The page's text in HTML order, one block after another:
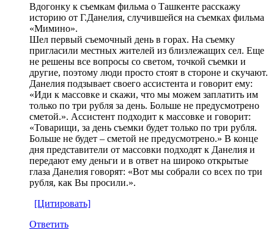
Вдогонку к съемкам фильма о Ташкенте расскажу
историю от Г.Данелия, случившейся на съемках фильма
«Мимино».
Шел первый съемочный день в горах. На съемку
пригласили местных жителей из близлежащих сел. Еще
не решены все вопросы со светом, точкой съемки и
другие, поэтому люди просто стоят в стороне и скучают.
Данелия подзывает своего ассистента и говорит ему:
«Иди к массовке и скажи, что мы можем заплатить им
только по три рубля за день. Больше не предусмотрено
сметой.». Ассистент подходит к массовке и говорит:
«Товарищи, за день съемки будет только по три рубля.
Больше не будет – сметой не предусмотрено.» В конце
дня представители от массовки подходят к Данелия и
передают ему деньги и в ответ на широко открытые
глаза Данелия говорят: «Вот мы собрали со всех по три
рубля, как Вы просили.».
[Цитировать]
Ответить